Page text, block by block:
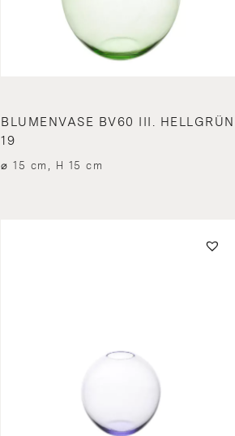
BLUMENVASE BV60 III. HELLGRÜN
19
⌀ 15 cm, H 15 cm